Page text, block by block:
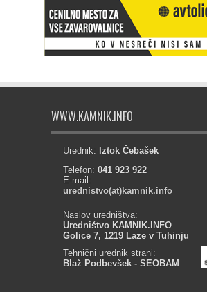
WWW.KAMNIK.INFO
Urednik: Iztok Čebašek
Telefon: 041 923 922
E-mail:
urednistvo(at)kamnik.info
Naslov uredništva:
Uredništvo KAMNIK.INFO
Golice 7, 1219 Laze v Tuhinju
Tehnični urednik strani:
Blaž Podbevšek - SEOBAM